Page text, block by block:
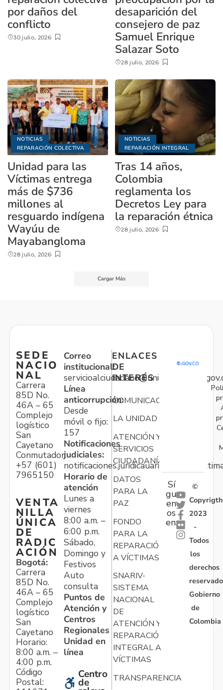
por daños del
conflicto
30 julio, 2026
desaparición del
consejero de paz
Samuel Enrique
Salazar Soto
28 julio, 2026
NOTICIAS
REPARACIÓN COLECTIVA
Unidad para las
Víctimas entrega
más de $736
millones al
resguardo indígena
Wayúu de
Mayabangloma
28 julio, 2026
NOTICIAS
REPARACIÓN INTEGRAL
Tras 14 años,
Colombia
reglamenta los
Decretos Ley para
la reparación étnica
28 julio, 2026
Cargar Más
SEDE
NACIO
NAL
Carrera
85D No.
46A – 65
Complejo
logístico
San
Cayetano
Conmutador:
+57 (601)
7965150
VENTA
NILLA
ÚNICA
DE
RADIC
ACIÓN
Bogotá:
Carrera
85D No.
46A – 65
Complejo
logístico
San
Cayetano
Horario:
8:00 a.m. –
4:00 p.m.
Código
Postal:
Correo
institucional:
Línea
anticorrupción:
Desde
móvil o fijo:
157
Notificaciones
judiciales:
Horario de
atención
Lunes a
viernes
8:00 a.m. –
6:00 p.m.
Sábado,
Domingo y
Festivos
Auto
consulta
Puntos de
Atención y
Centros
Regionales
Unidad en
línea
Centro
de
ENLACES
DE
INTERÉS
COMUNICACIONES
LA UNIDAD
ATENCIÓN Y
SERVICIOS
CIUDADANÍA
DATOS
PARA LA
PAZ
FONDO
PARA LA
REPARACIÓN
A VÍCTIMAS
SNARIV-
SISTEMA
NACIONAL
DE
ATENCIÓN Y
REPARACIÓN
INTEGRAL A
VÍCTIMAS
TRANSPARENCIA
Sí
gu
en
os
en:
©
Copyrigth
2023
-
Todos
los
derechos
Gobierno
de
Colombia